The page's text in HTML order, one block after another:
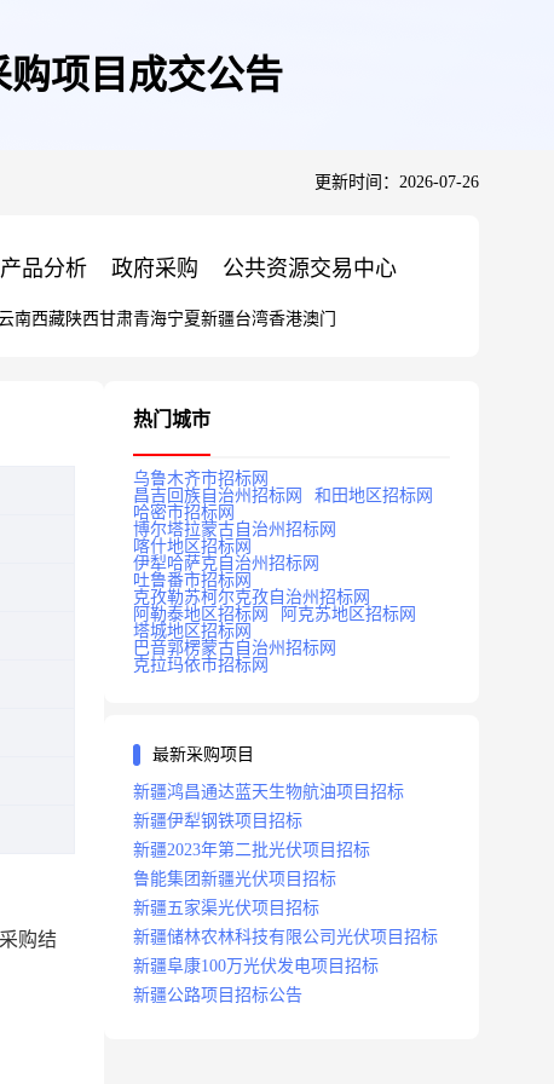
项目成交公告
更新时间：2026-07-26
品分析 政府采购 公共资源交易中心
南西藏陕西甘肃青海宁夏新疆台湾香港澳门
购结
热门城市
乌鲁木齐市招标网
昌吉回族自治州招标网
和田地区招标网
哈密市招标网
博尔塔拉蒙古自治州招标网
喀什地区招标网
伊犁哈萨克自治州招标网
吐鲁番市招标网
克孜勒苏柯尔克孜自治州招标网
阿勒泰地区招标网
阿克苏地区招标网
塔城地区招标网
巴音郭楞蒙古自治州招标网
克拉玛依市招标网
最新采购项目
新疆鸿昌通达蓝天生物航油项目招标
新疆伊犁钢铁项目招标
新疆2023年第二批光伏项目招标
鲁能集团新疆光伏项目招标
新疆五家渠光伏项目招标
新疆储林农林科技有限公司光伏项目招标
新疆阜康100万光伏发电项目招标
新疆公路项目招标公告